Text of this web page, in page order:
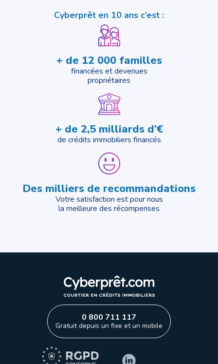
Cyberprêt en 10 ans c’est :
+ de 12 000 familles
financées et devenues
propriétaires
+ de 2,5 milliards d’€
de crédits immobiliers financés
Des milliers de recommandations
Votre satisfaction est pour nous
la meilleure des récompenses
0 800 711 117
Gratuit depuis un fixe et un mobile